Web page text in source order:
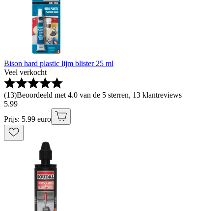
Bison hard plastic lijm blister 25 ml
Veel verkocht
(13)Beoordeeld met 4.0 van de 5 sterren, 13 klantreviews
5.99
Prijs: 5.99 euro